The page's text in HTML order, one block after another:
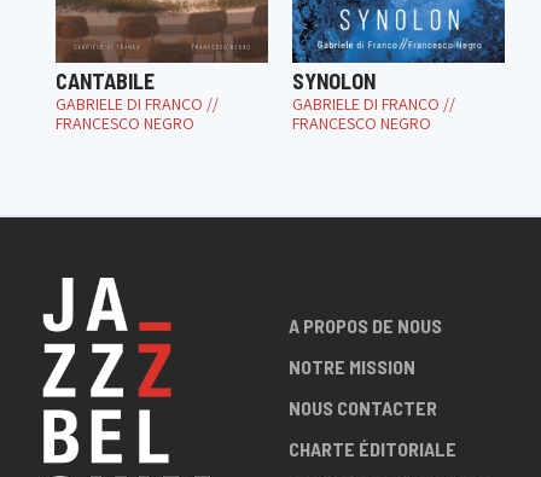
CANTABILE
GABRIELE DI FRANCO //
FRANCESCO NEGRO
SYNOLON
GABRIELE DI FRANCO //
FRANCESCO NEGRO
A PROPOS DE NOUS
NOTRE MISSION
NOUS CONTACTER
CHARTE ÉDITORIALE